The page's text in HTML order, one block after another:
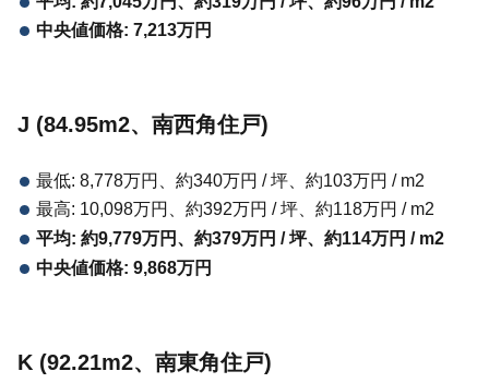
中央値価格: 7,213万円
J (84.95m2、南西角住戸)
最低: 8,778万円、約340万円 / 坪、約103万円 / m2
最高: 10,098万円、約392万円 / 坪、約118万円 / m2
平均: 約9,779万円、約379万円 / 坪、約114万円 / m2
中央値価格: 9,868万円
K (92.21m2、南東角住戸)